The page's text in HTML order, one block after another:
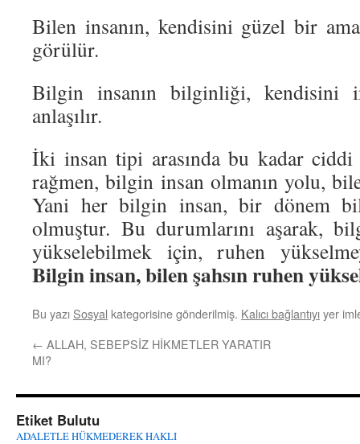
Bilen insanın, kendisini güzel bir
görülür.
Bilgin insanın bilginliği, kendisini
anlaşılır.
İki insan tipi arasında bu kadar ciddi
rağmen, bilgin insan olmanın yolu,
Yani her bilgin insan, bir dönem
olmuştur. Bu durumlarını aşarak,
yükselebilmek için, ruhen
Bilgin insan, bilen şahsın ruhen
Bu yazı Sosyal kategorisine gönderilmiş. Kalıcı bağlantıyıyer
← ALLAH, SEBEPSİZ HİKMETLER YARATIR
MI?
Etiket Bulutu
ADALETLE HÜKMEDEREK HAKLI